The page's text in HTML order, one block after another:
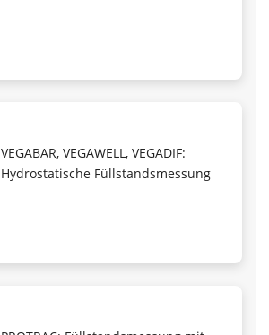
VEGABAR, VEGAWELL, VEGADIF:
Hydrostatische Füllstandsmessung